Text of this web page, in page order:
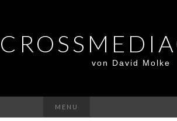
von David Molke
MENU